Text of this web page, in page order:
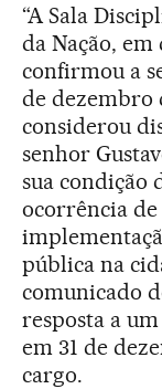
“A Sala
da Nação, em
confirmou a
de dezembro
considerou
senhor
sua condição
ocorrência de
pública na
comunicado
resposta a
em 31 de
cargo.